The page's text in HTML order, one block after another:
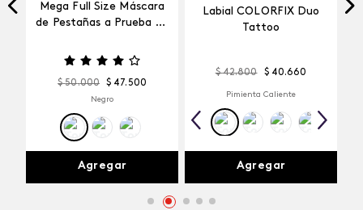
Mega Full Size Máscara
de Pestañas a Prueba de
$ 50.000 $ 47. 500
Negro
Agregar
Labial COLORFIX Duo
Tattoo
$ 42.800 $ 40.660
Pimienta Caliente
Agregar